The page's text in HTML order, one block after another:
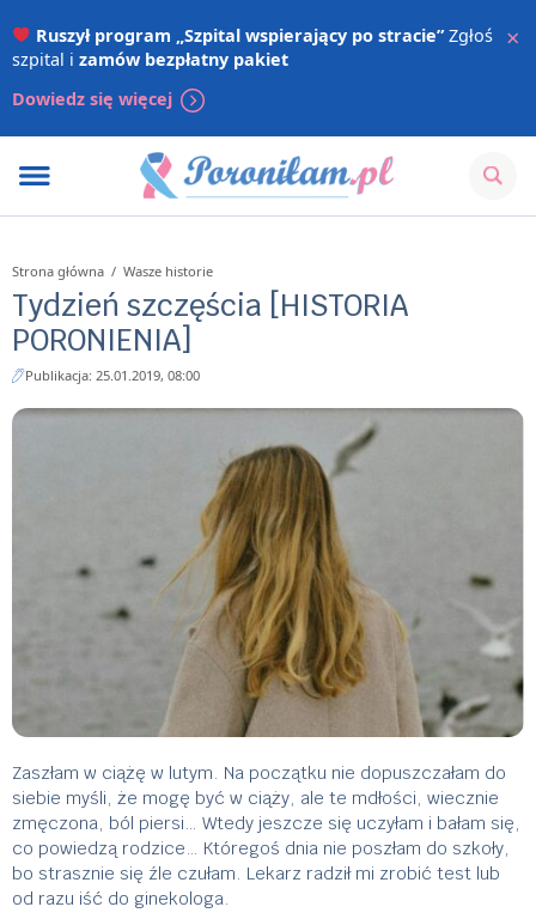
Ruszył program „Szpital wspierający po stracie”Zgłoś
szpital i zamów bezpłatny pakiet
Dowiedz się więcej
×
Strona główna / Wasze historie
Tydzień szczęścia [HISTORIA
PORONIENIA]
Publikacja: 25.01.2019, 08:00
Zaszłam w ciążę w lutym. Na początku nie dopuszczałam do
siebie myśli, że mogę być w ciąży, ale te mdłości, wiecznie
zmęczona, ból piersi… Wtedy jeszcze się uczyłam i bałam się,
co powiedzą rodzice… Któregoś dnia nie poszłam do szkoły,
bo strasznie się źle czułam. Lekarz radził mi zrobić test lub
od razu iść do ginekologa.